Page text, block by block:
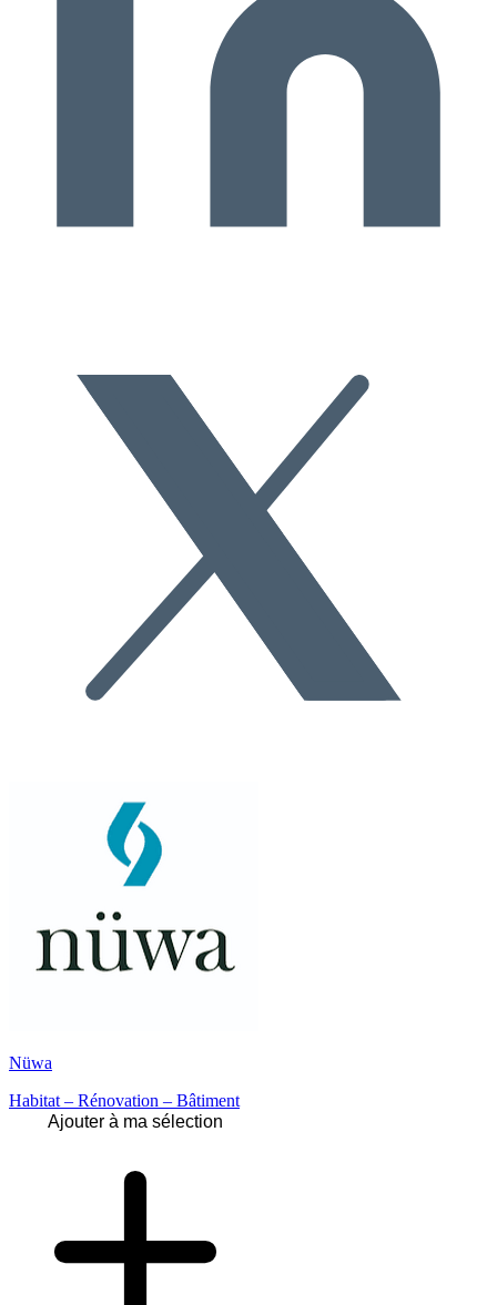
Nüwa
Habitat – Rénovation – Bâtiment
Ajouter à ma sélection